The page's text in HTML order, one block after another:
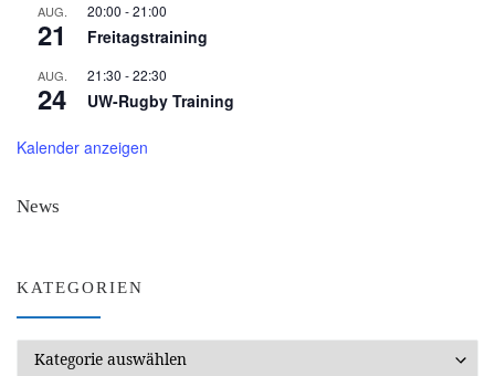
AUG.
21
20:00 -21:00
Freitagstraining
AUG.
24
21:30 -22:30
UW-Rugby Training
Kalender anzeigen
News
KATEGORIEN